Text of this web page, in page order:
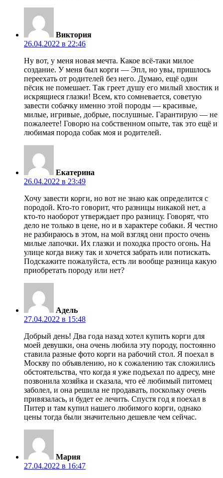
Виктория
26.04.2022 в 22:46
Ну вот, у меня новая мечта. Какое всё-таки милое
создание. У меня был корги — Эпл, но увы, пришлось
переехать от родителей без него. Думаю, ещё один
пёсик не помешает. Так греет душу его милый хвостик и
искрящиеся глазки! Всем, кто сомневается, советую
завести собачку именно этой породы — красивые,
милые, игривые, добрые, послушные. Гарантирую — не
пожалеете! Говорю на собственном опыте, так это ещё и
любимая порода собак моя и родителей.
Екатерина
26.04.2022 в 23:49
Хочу завести корги, но вот не знаю как определится с
породой. Кто-то говорит, что разницы никакой нет, а
кто-то наоборот утверждает про разницу. Говорят, что
дело не только в цене, но и в характере собаки. Я честно
не разбираюсь в этом, на мой взгляд они просто очень
милые лапочки. Их глазки и походка просто огонь. На
улице когда вижу так и хочется забрать или потискать.
Подскажите пожалуйста, есть ли вообще разница какую
приобретать породу или нет?
Адель
27.04.2022 в 15:48
Добрый день! Два года назад хотел купить корги для
моей девушки, она очень любила эту породу, постоянно
ставила разные фото корги на рабочий стол. Я поехал в
Москву по объявлению, но к сожалению так сложились
обстоятельства, что когда я уже подъехал по адресу, мне
позвонила хозяйка и сказала, что её любимый питомец
заболел, и она решила не продавать, поскольку очень
привязалась, и будет ее лечить. Спустя год я поехал в
Питер и там купил нашего любимого корги, однако
цены тогда были значительно дешевле чем сейчас.
Мария
27.04.2022 в 16:47